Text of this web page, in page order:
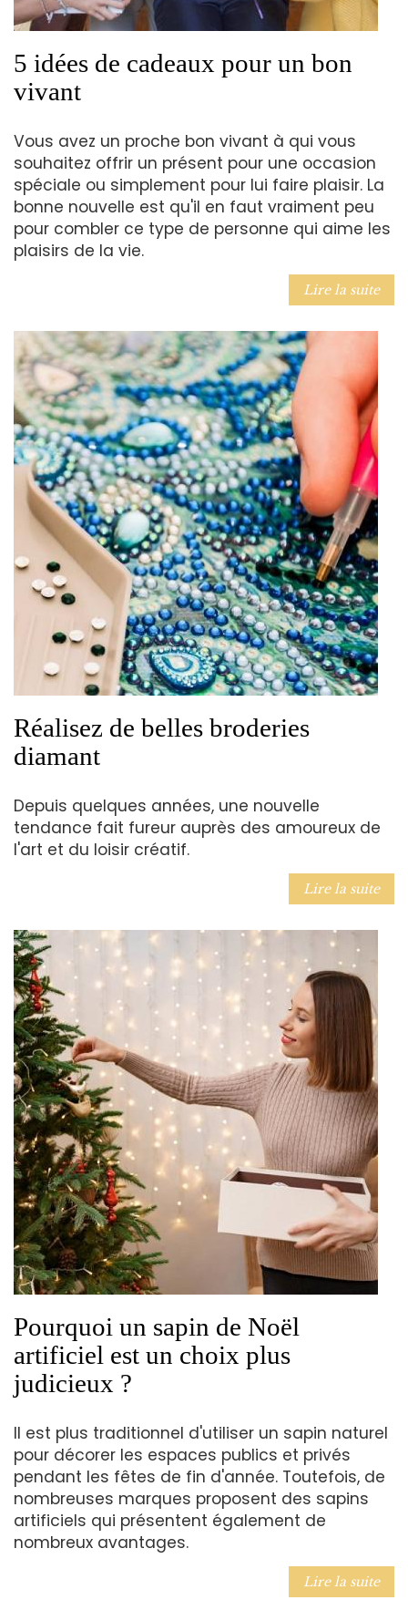
5 idées de cadeaux pour un bon
vivant
Vous avez un proche bon vivant à qui vous
souhaitez offrir un présent pour une occasion
spéciale ou simplement pour lui faire plaisir. La
bonne nouvelle est qu'il en faut vraiment peu
pour combler ce type de personne qui aime les
plaisirs de la vie.
Lire la suite
Réalisez de belles broderies
diamant
Depuis quelques années, une nouvelle
tendance fait fureur auprès des amoureux de
l'art et du loisir créatif.
Lire la suite
Pourquoi un sapin de Noël
artificiel est un choix plus
judicieux ?
Il est plus traditionnel d'utiliser un sapin naturel
pour décorer les espaces publics et privés
pendant les fêtes de fin d'année. Toutefois, de
nombreuses marques proposent des sapins
artificiels qui présentent également de
nombreux avantages.
Lire la suite